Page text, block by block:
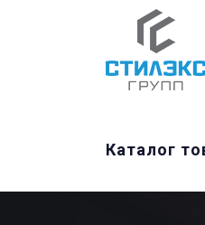
Каталог